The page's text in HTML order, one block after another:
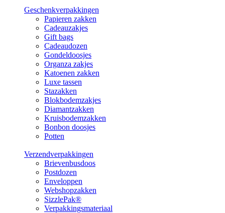
Geschenkverpakkingen
Papieren zakken
Cadeauzakjes
Gift bags
Cadeaudozen
Gondeldoosjes
Organza zakjes
Katoenen zakken
Luxe tassen
Stazakken
Blokbodemzakjes
Diamantzakken
Kruisbodemzakken
Bonbon doosjes
Potten
Verzendverpakkingen
Brievenbusdoos
Postdozen
Enveloppen
Webshopzakken
SizzlePak®
Verpakkingsmateriaal